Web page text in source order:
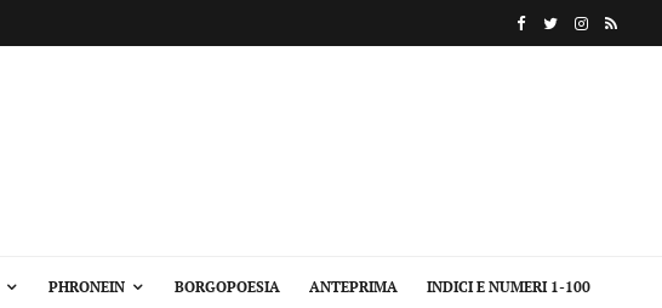
PHRONEIN BORGOPOESIA ANTEPRIMA INDICI E NUMERI 1-100